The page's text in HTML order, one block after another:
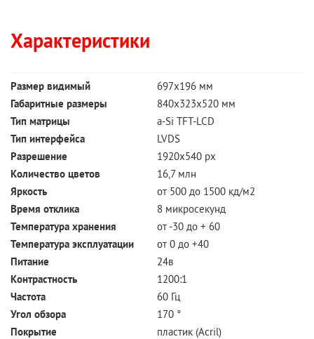
Характеристики
Размер видимый
697х196 мм
Габаритные размеры
840х323х520 мм
Тип матрицы
a-Si TFT-LCD
Тип интерфейса
LVDS
Разрешение
1920х540 px
Количество цветов
16,7 млн
Яркость
от 500 до 1500 кд/м2
Время отклика
8 микросекунд
Температура хранения
от -30 до + 60
Температура эксплуатации
от 0 до +40
Питание
24в
Контрастность
1200:1
Частота
60 Гц
Угол обзора
170 °
Покрытие
пластик (Acril)